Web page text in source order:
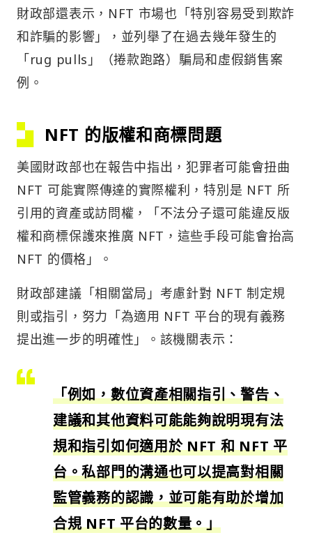
財政部還表示，NFT 市場也「特別容易受到欺詐
和詐騙的影響」，並列舉了在過去幾年發生的
「rug pulls」（捲款跑路）騙局和虛假銷售案
例。
NFT 的版權和商標問題
美國財政部也在報告中指出，犯罪者可能會扭曲
NFT 可能實際傳達的實際權利，特別是 NFT 所
引用的資產或訪問權，「不法分子還可能違反版
權和商標保護來推廣 NFT，這些手段可能會抬高
NFT 的價格」。
財政部建議「相關當局」考慮針對 NFT 制定規
則或指引，努力「為適用 NFT 平台的現有義務
提出進一步的明確性」。該機關表示：
「例如，數位資產相關指引、警告、
建議和其他資料可能能夠說明現有法
規和指引如何適用於 NFT 和 NFT 平
台。私部門的溝通也可以提高對相關
監管義務的認識，並可能有助於增加
合規 NFT 平台的數量。」